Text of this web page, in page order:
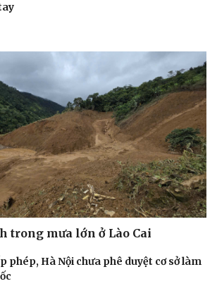
trong mưa lớn ở Lào Cai
phép, Hà Nội chưa phê duyệt cơ sở làm